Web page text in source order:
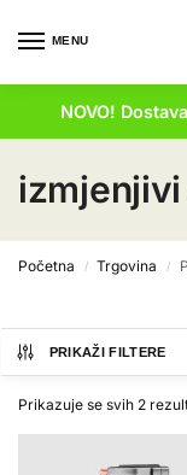
MENU
NOVO!
Početna / Trgovina /
PRIKAŽI FILTERE
Prikazuje se svih 2